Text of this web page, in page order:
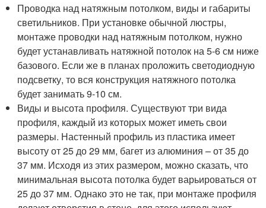
Проводка над натяжным потолком, виды и габариты
светильников. При установке обычной люстры,
монтаже проводки над натяжным потолком, нужно
будет устанавливать натяжной потолок на 5-6 см ниже
базового. Если же в планах проложить светодиодную
подсветку, то вся конструкция натяжного потолка
будет занимать 9-10 см.
Виды и высота профиля. Существуют три вида
профиля, каждый из которых может иметь свои
размеры. Настенный профиль из пластика имеет
высоту от 25 до 29 мм, багет из алюминия – от 35 до
37 мм. Исходя из этих размером, можно сказать, что
минимальная высота потолка будет варьироваться от
25 до 37 мм. Однако это не так, при монтаже профиля